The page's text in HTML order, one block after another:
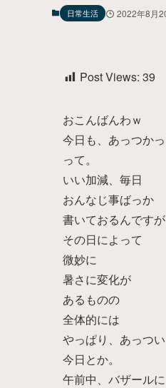
日常生活 2022年8月
Post Views: 39
おこんばんわｗ
今日も、あっつか
って。
いい加減、毎日
おんなじ事ばっか
書いておるんですが
その日によって
微妙に
暑さに変化が
あるものの
全体的には
やっぱり、あっつい
今日とか。
午前中、バザールに